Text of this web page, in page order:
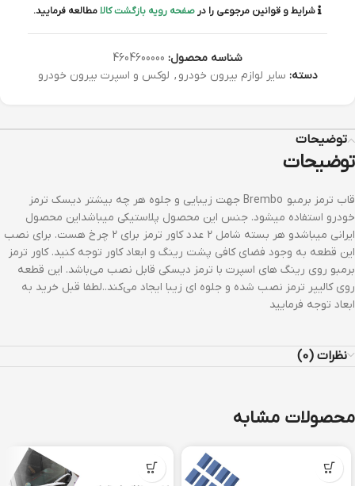
شرایط و قوانین مرجوعی را در صفحه رویه بازگشت کالامطالعه فرمایید.
شناسه محصول: 4604600000
دسته: سایر لوازم بیرون خودرو , لوکس و اسپرت بیرون خودرو
توضیحات
توضیحات
قاب ترمز برمبو Brembo جهت زیبایی و جلوه هر چه بیشتر دیسک ترمز
خودرو استفاده میشود. جنس این محصول پلاستیکی میباشداین محصول
ایرانی میباشدو هر بسته شامل 2 عدد کاور ترمز برای 2 چرخ هست. برای نصب
این قطعه به وجود فضای کافی پشت رینگ و ابعاد کاور توجه کنید. کاور ترمز
برمبو روی رینگ های اسپرت با ترمز دیسکی قابل نصب می‌باشد. این قطعه
روی کالیپر ترمز نصب شده و جلوه ای زیبا ایجاد می‌کند..لطفا قبل خرید به
ابعاد توجه فرمایید
نظرات (0)
محصولات مشابه